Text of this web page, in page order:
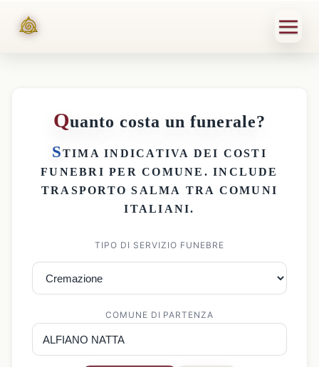
Quanto costa un funerale?
STIMA INDICATIVA DEI COSTI
FUNEBRI PER COMUNE . INCLUDE
TRASPORTO SALMA TRA COMUNI
ITALIANI.
TIPO DI SERVIZIO FUNEBRE
COMUNE DI PARTENZA